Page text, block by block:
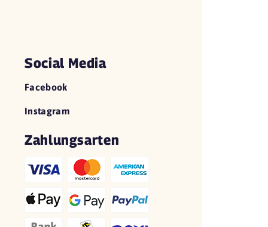
Social Media
Facebook
Instagram
Zahlungsarten